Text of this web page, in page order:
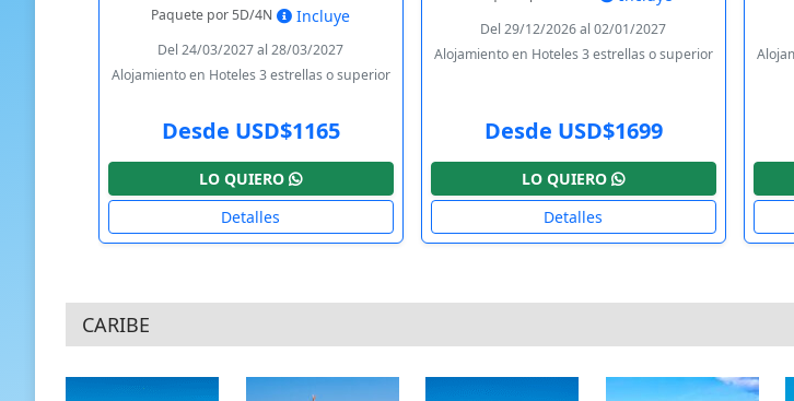
Paquete por 5D/4N Incluye
Del 24/03/2027 al 28/03/2027
Alojamiento en Hoteles 3 estrellas o superior
Desde USD$1165
LO QUIERO
Detalles
Del 29/12/2026 al 02/01/2027
Alojamiento en Hoteles 3 estrellas o superior
Desde USD$1699
LO QUIERO
Detalles
CARIBE